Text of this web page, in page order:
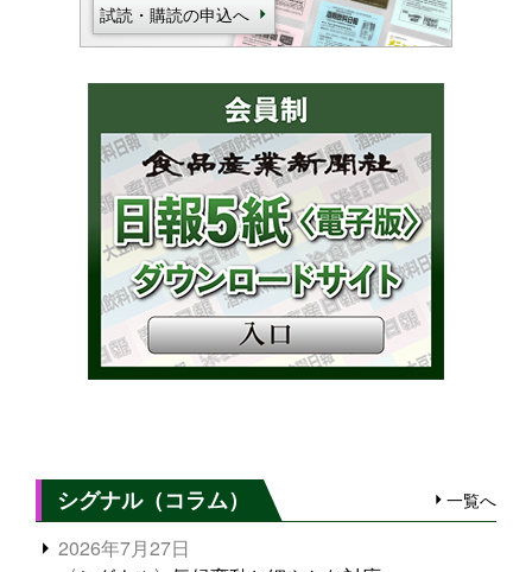
試読・購読の申込へ
シグナル（コラム） 一覧へ
2026年7月27日